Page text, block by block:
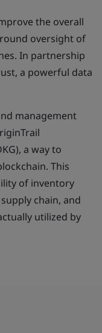
the overall
oversight of
In partnership
a powerful data
management
a way to
This
of inventory
chain, and
utilized by